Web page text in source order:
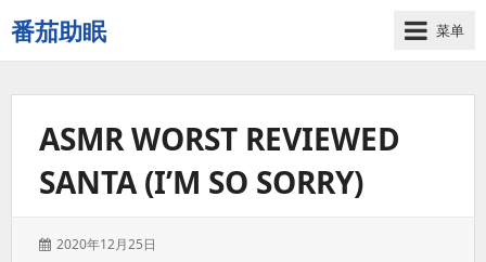
番茄助眠
一
个
菜单
ASMR WORST REVIEWED
SANTA (I’M SO SORRY)
发
2020年12月25日